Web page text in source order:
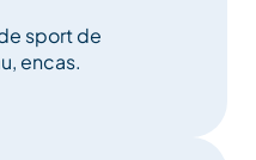
sport de
encas.